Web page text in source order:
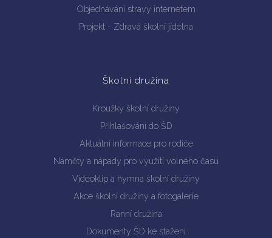
Objednávání stravy internetem
Projekt - Zdravá školní jídelna
Školní družina
Kroužky školní družiny
Přihlašování do ŠD
Aktuální informace pro rodiče
Náměty a nápady pro využití volného času
Videoklip a hymna školní družiny
Akce školní družiny a fotogalerie
Ranní družina
Dokumenty ŠD ke stažení